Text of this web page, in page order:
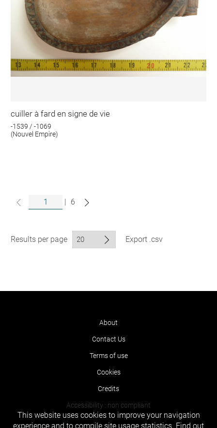
cuiller à fard en signe de vie
-1539 / -1069
(Nouvel Empire)
| 6
Results per page Export .csv
About
Contact Us
Terms of use
Cookies
Credits
Accessibility : non compliant
This website uses cookies to improve your navigation
experience and to compile site usage statistics. Find out